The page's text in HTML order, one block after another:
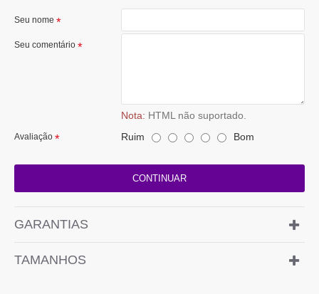
Seu nome
Seu comentário
Nota: HTML não suportado.
Avaliação Ruim Bom
CONTINUAR
GARANTIAS
TAMANHOS